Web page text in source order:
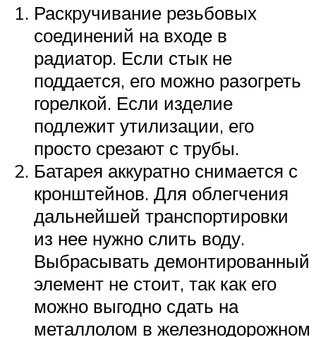
Раскручивание резьбовых
соединений на входе в
радиатор. Если стык не
поддается, его можно разогреть
горелкой. Если изделие
подлежит утилизации, его
просто срезают с трубы.
Батарея аккуратно снимается с
кронштейнов. Для облегчения
дальнейшей транспортировки
из нее нужно слить воду.
Выбрасывать демонтированный
элемент не стоит, так как его
можно выгодно сдать на
металлолом в железнодорожном